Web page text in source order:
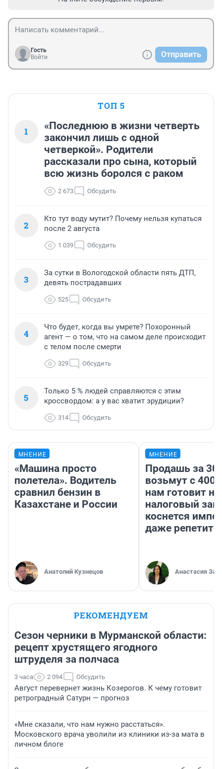
Гость
Войти
Отправить
ТОП 5
1
«Последнюю в жизни четверть
закончил лишь с одной
четверкой». Родители
рассказали про сына, который
всю жизнь боролся с раком
2 673 Обсудить
2
Кто тут воду мутит? Почему нельзя купаться
после 2 августа
1 039 Обсудить
3
За сутки в Вологодской области пять ДТП,
девять пострадавших
525 Обсудить
4
Что будет, когда вы умрете? Похоронный
агент — о том, что на самом деле происходит
с телом после смерти
329 Обсудить
5
Только 5 % людей справляются с этим
кроссвордом: а у вас хватит эрудиции?
314 Обсудить
МНЕНИЕ
«Машина просто
полетела». Водитель
сравнил бензин в
Казахстане и России
Анатолий Кузнецов
МНЕНИЕ
Продашь за
возьмут с
нам готовит
налоговый
коснется
даже
Анастасия
РЕКОМЕНДУЕМ
Сезон черники в Мурманской области:
рецепт хрустящего ягодного
штруделя за полчаса
3 часа 2 094 Обсудить
Август перевернет жизнь Козерогов. К чему готовит
ретроградный Сатурн — прогноз
«Мне сказали, что нам нужно расстаться».
Московского врача уволили из клиники из-за мата в
личном блоге